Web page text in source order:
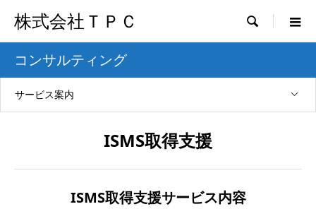
株式会社ＴＰＣ 
コンサルティング
サービス案内
ISMS取得支援
ISMS取得支援サービス内容